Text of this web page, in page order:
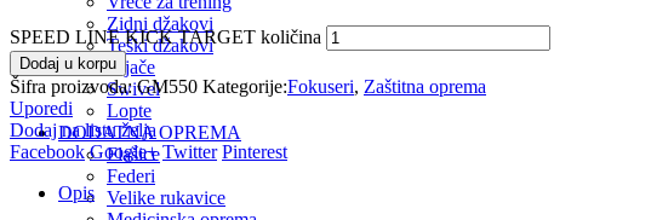
Zidni džakovi
Teški džakovi
Vijače
Swivel
Lopte
DODATNA OPREMA
Flašice
Federi
Velike rukavice
SPEED LINE KICK TARGET količina
Dodaj u korpu
Šifra proizvoda:GM550 Kategorije:Fokuseri, Zaštitna oprema
Uporedi
Dodaj na listu želja
Facebook Google+ Twitter Pinterest
Opis